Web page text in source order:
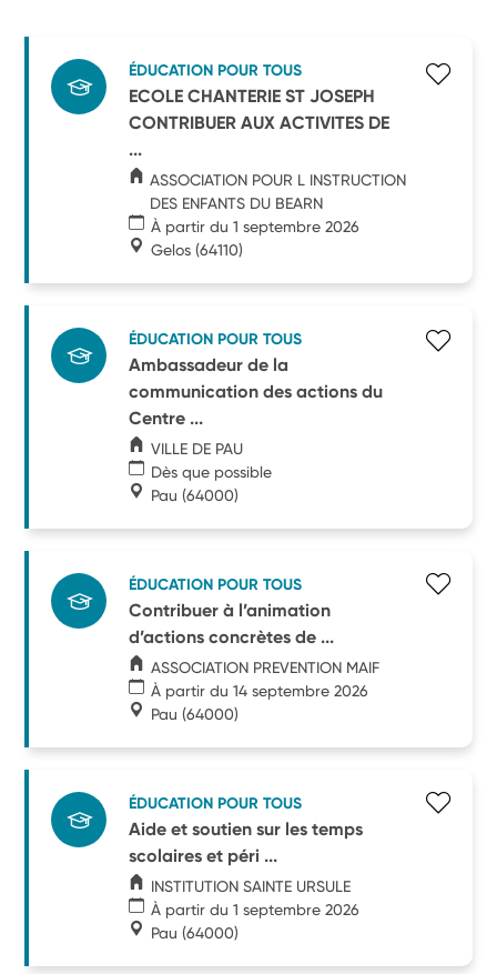
ÉDUCATION POUR TOUS
ECOLE CHANTERIE ST JOSEPH
CONTRIBUER AUX ACTIVITES DE
...
ASSOCIATION POUR L INSTRUCTION
DES ENFANTS DU BEARN
À partir du 1 septembre 2026
Gelos (64110)
ÉDUCATION POUR TOUS
Ambassadeur de la
communication des actions du
Centre ...
VILLE DE PAU
Dès que possible
Pau (64000)
ÉDUCATION POUR TOUS
Contribuer à l’animation
d’actions concrètes de ...
ASSOCIATION PREVENTION MAIF
À partir du 14 septembre 2026
Pau (64000)
ÉDUCATION POUR TOUS
Aide et soutien sur les temps
scolaires et péri ...
INSTITUTION SAINTE URSULE
À partir du 1 septembre 2026
Pau (64000)